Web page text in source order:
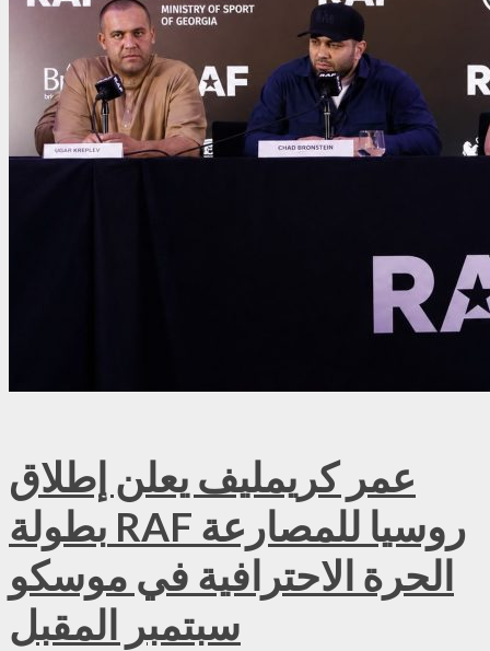
عمر كريمليف يعلن إطلاق
بطولة RAF روسيا للمصارعة
الحرة الاحترافية في موسكو
سبتمبر المقبل